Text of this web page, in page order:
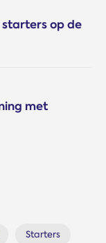
op de
met
Starters